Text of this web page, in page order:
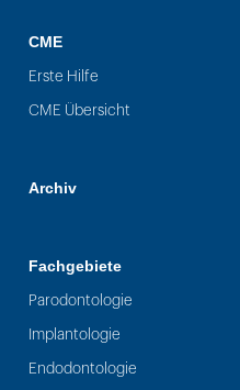
CME
Erste Hilfe
CME Übersicht
Archiv
Fachgebiete
Parodontologie
Implantologie
Endodontologie